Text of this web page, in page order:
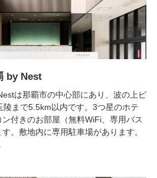
by Nest
は那覇市の中心部にあり、波の上ビ
まで5.5km以内です。3つ星のホテ
付きのお部屋（無料WiFi、専用バス
。敷地内に専用駐車場があります。